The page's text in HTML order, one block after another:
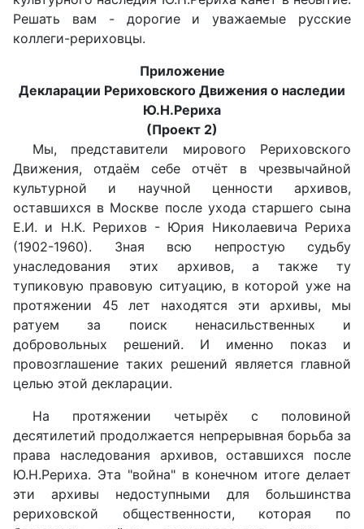
Решать вам - дорогие и уважаемые русские
коллеги-рериховцы.
Приложение
Декларации Рериховского Движения о наследии
Ю.Н.Рериха
(Проект 2)
Мы, представители мирового Рериховского
Движения, отдаём себе отчёт в чрезвычайной
культурной и научной ценности архивов,
оставшихся в Москве после ухода старшего сына
Е.И. и Н.К. Рерихов - Юрия Николаевича Рериха
(1902-1960). Зная всю непростую судьбу
унаследования этих архивов, а также ту
тупиковую правовую ситуацию, в которой уже на
протяжении 45 лет находятся эти архивы, мы
ратуем за поиск ненасильственных и
добровольных решений. И именно показ и
провозглашение таких решений является главной
целью этой декларации.
На протяжении четырёх с половиной
десятилетий продолжается непрерывная борьба за
права наследования архивов, оставшихся после
Ю.Н.Рериха. Эта "война" в конечном итоге делает
эти архивы недоступными для большинства
рериховской общественности, которая по